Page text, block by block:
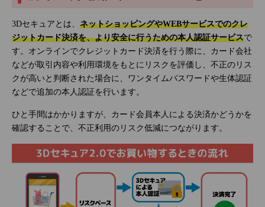
3Dセキュアとは、 ネットショッピングやWEBサービスでのクレ
ジットカード決済を、より安全に行うための本人認証サービスで
す。オンラインでクレジットカード決済を行う際に、カード会社
などが取引内容や利用環境をもとにリスクを評価し、不正のリス
クが高いと判断された場合に、ワンタイムパスワードや生体認証
などで追加の本人認証を行います。
ひと手間はかかりますが、カード会員本人による決済かどうかを
確認することで、不正利用のリスク低減につながります。